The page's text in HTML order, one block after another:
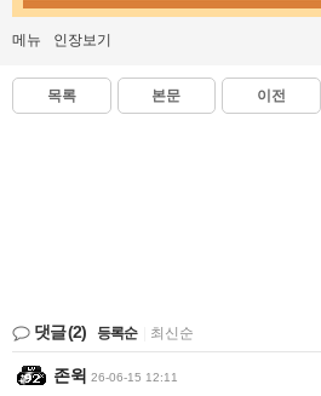
메뉴 인장보기
목록 본문 이전
댓글(2) 등록순 최신순
존윅 26-06-15 12:11